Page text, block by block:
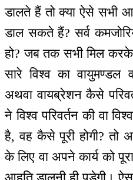
डालते हैं तो क्या ऐसे सभी
डाल सकते हैं? सर्व
हो? जब तक सभी मिल करके
सारे विश्व का वायुमण्डल
अथवा वायब्रेशन कैसे
ने विश्व परिवर्तन की वा
है, वह कैसे पूरी होगी? तो
के लिए वा अपने कार्य को